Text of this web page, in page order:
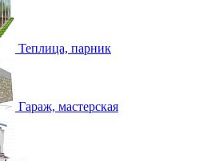
Теплица, парник
Гараж, мастерская